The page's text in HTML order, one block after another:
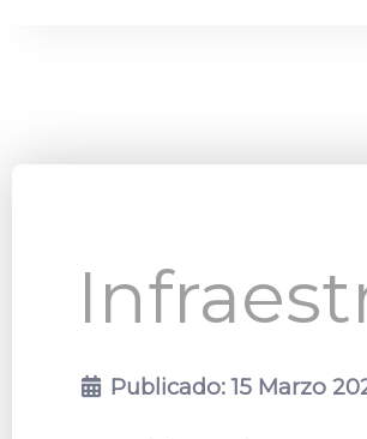
Publicado: 15 Marzo